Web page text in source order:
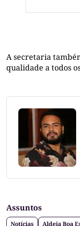
A secretaria
qualidade a todos
Assuntos
Notícias Aldeia Boa